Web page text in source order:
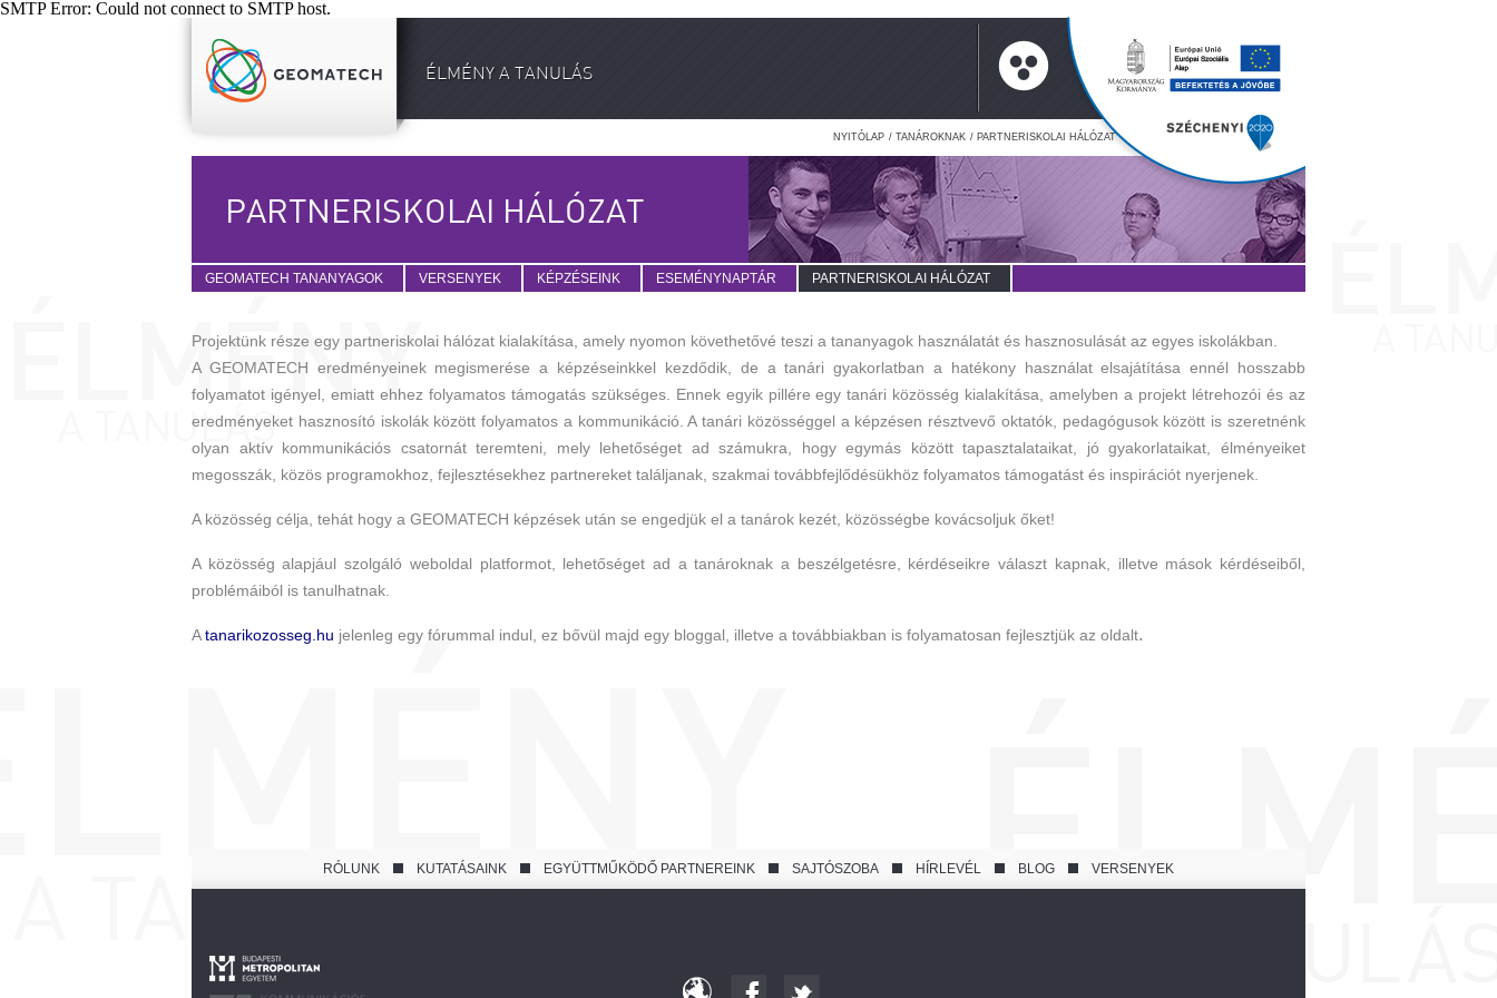
SMTP Error: Could not connect to SMTP host.
ÉLMÉNY A TANULÁS
NYITÓLAP / TANÁROKNAK / PARTNERISKOLAI HÁLÓZAT
PARTNERISKOLAI HÁLÓZAT
GEOMATECH TANANYAGOK VERSENYEK KÉPZÉSEINK ESEMÉNYNAPTÁR PARTNERISKOLAI HÁLÓZAT
Projektünk része egy partneriskolai hálózat kialakítása, amely nyomon követhetővé teszi a tananyagok használatát és hasznosulását az egyes iskolákban.
A GEOMATECH eredményeinek megismerése a képzéseinkkel kezdődik, de a tanári gyakorlatban a hatékony használat elsajátítása ennél hosszabb
folyamatot igényel, emiatt ehhez folyamatos támogatás szükséges. Ennek egyik pillére egy tanári közösség kialakítása, amelyben a projekt létrehozói és az
eredményeket hasznosító iskolák között folyamatos a kommunikáció. A tanári közösséggel a képzésen résztvevő oktatók, pedagógusok között is szeretnénk
olyan aktív kommunikációs csatornát teremteni, mely lehetőséget ad számukra, hogy egymás között tapasztalataikat, jó gyakorlataikat, élményeiket
megosszák, közös programokhoz, fejlesztésekhez partnereket találjanak, szakmai továbbfejlődésükhöz folyamatos támogatást és inspirációt nyerjenek.
A közösség célja, tehát hogy a GEOMATECH képzések után se engedjük el a tanárok kezét, közösségbe kovácsoljuk őket!
A közösség alapjául szolgáló weboldal platformot, lehetőséget ad a tanároknak a beszélgetésre, kérdéseikre választ kapnak, illetve mások kérdéseiből,
problémáiból is tanulhatnak.
Atanarikozosseg.hu jelenleg egy fórummal indul, ez bővül majd egy bloggal, illetve a továbbiakban is folyamatosan fejlesztjük az oldalt.
RÓLUNK KUTATÁSAINK EGYÜTTMŰKÖDŐ PARTNEREINK SAJTÓSZOBA HÍRLEVÉL BLOG VERSENYEK